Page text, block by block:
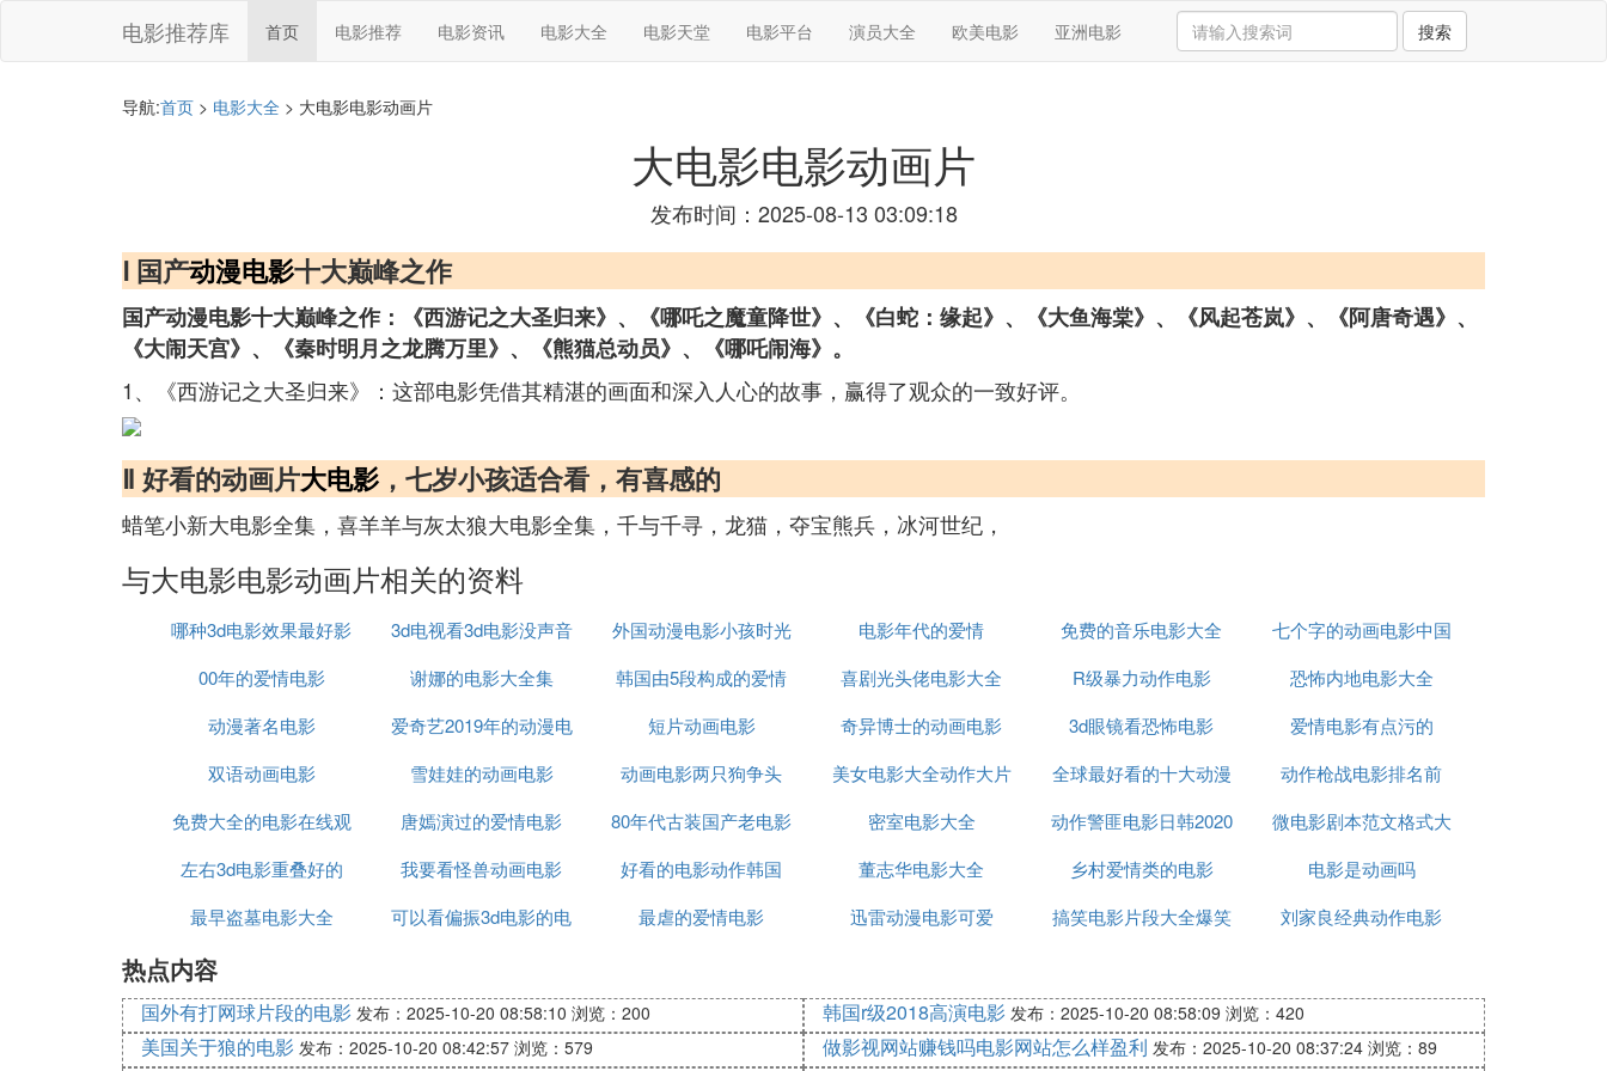
电影推荐库 首页 电影推荐 电影资讯 电影大全 电影天堂 电影平台 演员大全 欧美电影 亚洲电影 搜索
导航:首页 > 电影大全 > 大电影电影动画片
大电影电影动画片
发布时间：2025-08-13 03:09:18
Ⅰ 国产动漫电影十大巅峰之作
国产动漫电影十大巅峰之作：《西游记之大圣归来》、《哪吒之魔童降世》、《白蛇：缘起》、《大鱼海棠》、《风起苍岚》、《阿唐奇遇》、
《大闹天宫》、《秦时明月之龙腾万里》、《熊猫总动员》、《哪吒闹海》。
1、《西游记之大圣归来》：这部电影凭借其精湛的画面和深入人心的故事，赢得了观众的一致好评。
Ⅱ 好看的动画片大电影 ，七岁小孩适合看，有喜感的
蜡笔小新大电影全集，喜羊羊与灰太狼大电影全集，千与千寻，龙猫，夺宝熊兵，冰河世纪，
与大电影电影动画片相关的资料
哪种3d电影效果最好影
院
3d电视看3d电影没声音
外国动漫电影小孩时光
机
电影年代的爱情 免费的音乐电影大全
七个字的动画电影中国
00年的爱情电影
谢娜的电影大全集
韩国由5段构成的爱情
电影
喜剧光头佬电影大全 R级暴力动作电影
恐怖内地电影大全
动漫著名电影
爱奇艺2019年的动漫电
影有哪些
短片动画电影 奇异博士的动画电影 3d眼镜看恐怖电影
爱情电影有点污的
双语动画电影
雪娃娃的动画电影 动画电影两只狗争头 美女电影大全动作大片
全球最好看的十大动漫
电影
动作枪战电影排名前
免费大全的电影在线观
看
唐嫣演过的爱情电影
80年代古装国产老电影
大全
密室电影大全
动作警匪电影日韩2020
郑在哲
微电影剧本范文格式大
全
左右3d电影重叠好的 我要看怪兽动画电影 好看的电影动作韩国 董志华电影大全 乡村爱情类的电影
电影是动画吗
最早盗墓电影大全
可以看偏振3d电影的电
最虐的爱情电影 迅雷动漫电影可爱 搞笑电影片段大全爆笑 刘家良经典动作电影
热点内容
国外有打网球片段的电影 发布：2025-10-20 08:58:10 浏览：200 韩国r级2018高演电影 发布：2025-10-20 08:58:09 浏览：420
美国关于狼的电影 发布：2025-10-20 08:42:57 浏览：579 做影视网站赚钱吗电影网站怎么样盈利 发布：2025-10-20 08:37:24 浏览：89